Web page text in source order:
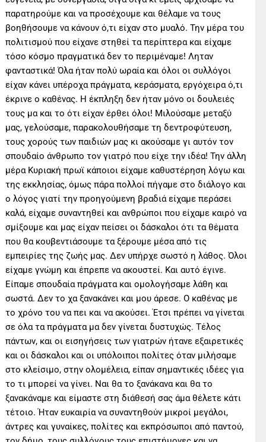
παρατηρούμε και να προσέχουμε και θέλαμε να τους
βοηθήσουμε να κάνουν ό,τι είχαν στο μυαλό. Την μέρα του
πολιτισμού που είχανε στηθεί τα περίπτερα και είχαμε
τόσο κόσμο πραγματικά δεν το περιμέναμε! Ληταν
φανταστικά! Όλα ήταν πολύ ωραία και όλοι οι συλλόγοι
είχαν κάνει υπέροχα πράγματα, κεράσματα, εργόχειρα ό,τι
έκρινε ο καθένας. Η έκπληξη δεν ήταν μόνο οι δουλειές
τους μα και το ότι είχαν έρθει όλοι! Μιλούσαμε μεταξύ
μας, γελούσαμε, παρακολουθήσαμε τη δεντροφύτευση,
τους χορούς των παιδιών μας κι ακούσαμε γι αυτόν τον
σπουδαίο άνθρωπο τον γιατρό που είχε την ιδέα! Την άλλη
μέρα Κυριακή πρωϊ κάποιοι είχαμε καθυστέρηση λόγω και
της εκκλησίας, όμως πάρα πολλοί πήγαμε στο διάλογο και
ο λόγος γιατί την προηγούμενη βραδιά είχαμε περάσει
καλά, είχαμε συναντηθεί και ανθρώποι που είχαμε καιρό να
σμίξουμε και μας είχαν πείσει οι δάσκαλοι ότι τα θέματα
που θα κουβεντιάσουμε τα ξέρουμε μέσα από τις
εμπειρίες της ζωής μας. Δεν υπήρχε σωστό η λάθος. Όλοι
είχαμε γνώμη και έπρεπε να ακουστεί. Και αυτό έγινε.
Είπαμε σπουδαία πράγματα και ομολογήσαμε λάθη και
σωστά. Δεν το χα ξανακάνει και μου άρεσε. Ο καθένας με
το χρόνο του να πει και να ακούσει. Έτσι πρέπει να γίνεται
σε όλα τα πράγματα μα δεν γίνεται δυστυχώς. Τέλος
πάντων, και οι εισηγήσεις των γιατρών ήτανε εξαιρετικές
και οι δάσκαλοι και οι υπόλοιποι πολίτες όταν μιλήσαμε
στο κλείσιμο, στην ολομέλεια, είπαν σημαντικές ιδέες για
το τι μπορεί να γίνει. Ναι θα το ξανάκανα και θα το
ξανακάναμε και είμαστε στη διάθεσή σας άμα θέλετε κάτι
τέτοιο. Ήταν ευκαιρία να συναντηθούν μικροί μεγάλοι,
άντρες και γυναίκες, πολίτες και εκπρόσωποι από παντού,